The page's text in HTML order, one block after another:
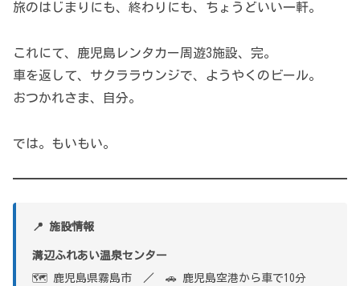
旅のはじまりにも、終わりにも、ちょうどいい一軒。
これにて、鹿児島レンタカー周遊3施設、完。
車を返して、サクララウンジで、ようやくのビール。
おつかれさま、自分。
では。もいもい。
📍 施設情報
溝辺ふれあい温泉センター
🗺 鹿児島県霧島市 ／ 🚗 鹿児島空港から車で10分